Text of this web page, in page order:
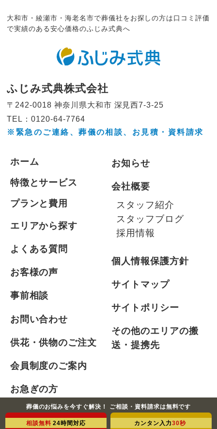
葬儀のお悩みを今すぐ解決！ ご相談・資料請求は無料です
相談無料 24時間対応 カンタン入力30秒
大和市・綾瀬市・海老名市で葬儀社をお探しの方は口コミ評価
で実績のある安心価格のふじみ式典へ
ふじみ式典株式会社
〒242-0018 神奈川県大和市 深見西7-3-25
TEL：0120-64-7764
※緊急のご連絡、葬儀の相談、 お見積・資料請求
ホーム
特徴とサービス
プランと費用
エリアから探す
よくある質問
お客様の声
事前相談
お問い合わせ
供花・供物のご注文
会員制度のご案内
お急ぎの方
お知らせ
会社概要
スタッフ紹介
スタッフブログ
採用情報
個人情報保護方針
サイトマップ
サイトポリシー
その他のエリアの搬
送・提携先
©2021-2026 ふじみ式典株式会社 All Rights Reserved.